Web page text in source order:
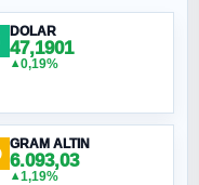
DOLAR
47,1901
▲0,19%
GRAM ALTIN
6.093,03
▲1,19%